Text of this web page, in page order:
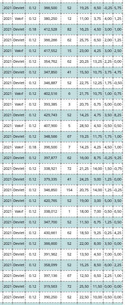
2021 Devlet 0.12 366,500 52 19,25 6,50 -0,25 5,75
2021 Vakıf 0.12 380,250 12 11,00 3,75 4,00 1,25
2021 Devlet 0.18 412,528 82 16,25 4,50 3,00 1,00
2021 Devlet 0.12 366,266 62 25,75 6,50 2,00 1,25
2021 Vakıf 0.12 417,552 15 23,00 4,25 3,00 2,50
2021 Devlet 0.12 354,762 62 20,25 13,25 2,25 0,00
2021 Devlet 0.12 347,850 41 15,50 10,75 3,75 4,75
2021 Devlet 0.12 346,887 52 22,75 12,25 1,75 -0,50
2021 Vakıf 0.12 402,516 6 21,75 10,75 1,00 0,75
2021 Vakıf 0.12 393,385 3 20,75 6,75 5,00 0,00
2021 Devlet 0.12 429,743 52 14,25 4,75 3,50 8,25
2021 Vakıf 0.12 407,900 5 28,50 4,50 0,50 0,50
2021 Devlet 0.12 348,566 67 19,25 11,75 1,75 1,00
2021 Vakıf 0.18 396,500 7 14,25 4,25 4,50 1,00
2021 Devlet 0.12 397,877 62 16,00 8,75 -0,25 9,25
2021 Devlet 0.12 338,921 72 21,25 14,00 1,50 -0,75
2021 Devlet 0.12 379,335 41 24,25 9,00 1,25 0,00
2021 Devlet 0.12 346,850 154 20,75 14,00 1,25 -0,25
2021 Devlet 0.12 420,765 52 19,00 3,00 5,00 3,50
2021 Vakıf 0.12 338,012 1 18,00 7,00 0,50 6,50
2021 Devlet 0.12 347,700 52 11,50 6,75 1,25 0,50
2021 Devlet 0.12 430,661 62 18,50 9,25 0,25 4,25
2021 Devlet 0.12 366,600 52 22,00 8,00 3,50 0,00
2021 Devlet 0.12 391,962 52 13,50 4,50 7,00 5,00
2021 Devlet 0.12 358,099 52 15,25 8,50 6,00 2,25
2021 Devlet 0.12 397,136 67 12,50 6,50 2,25 1,00
2021 Devlet 0.12 319,563 72 25,50 11,50 0,00 0,00
2021 Devlet 0.12 390,250 52 22,50 10,00 0,50 0,00